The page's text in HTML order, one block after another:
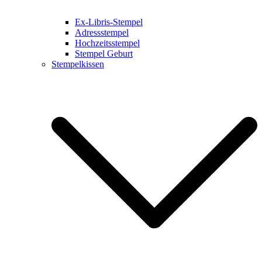
Ex-Libris-Stempel
Adressstempel
Hochzeitsstempel
Stempel Geburt
Stempelkissen